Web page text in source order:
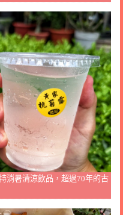
消暑清涼飲品，超過70年的古